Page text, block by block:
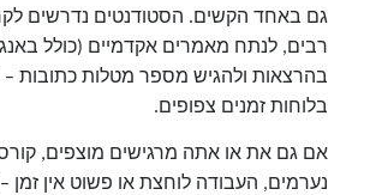
גם באחד הקשים. הסטודנטים נדרשים
רבים, לנתח מאמרים אקדמיים (כולל
בהרצאות ולהגיש מספר מטלות כתובות –
בלוחות זמנים צפופים.
אם גם את או אתה מרגישים מוצפים,
נערמים, העבודה לוחצת או פשוט אין